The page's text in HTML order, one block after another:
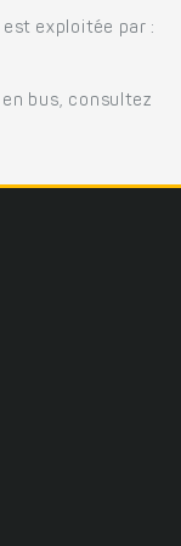
est exploitée par :
bus, consultez